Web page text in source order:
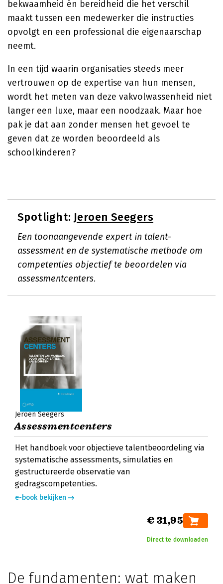
bekwaamheid én bereidheid die het verschil
maakt tussen een medewerker die instructies
opvolgt en een professional die eigenaarschap
neemt.
In een tijd waarin organisaties steeds meer
vertrouwen op de expertise van hun mensen,
wordt het meten van deze vakvolwassenheid niet
langer een luxe, maar een noodzaak. Maar hoe
pak je dat aan zonder mensen het gevoel te
geven dat ze worden beoordeeld als
schoolkinderen?
Spotlight: Jeroen Seegers
Een toonaangevende expert in talent-
assessment en de systematische methode om
competenties objectief te beoordelen via
assessmentcenters.
Jeroen Seegers
Assessmentcenters
Het handboek voor objectieve talentbeoordeling via
systematische assessments, simulaties en
gestructureerde observatie van
gedragscompetenties.
e-book bekijken
€ 31,95
Direct te downloaden
De fundamenten: wat maken